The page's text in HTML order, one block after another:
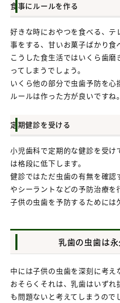
食事にルールを作る
好きな時におやつを食べる、
事をする、甘いお菓子ばかり食
こうした食生活ではいくら歯
ってしまうでしょう。
いくら他の部分で虫歯予防を心
ルールは作った方が良いですね。
定期健診を受ける
小児歯科で定期的な健診を受け
は格段に低下します。
健診ではただ虫歯の有無を確
やシーラントなどの予防治療を
子供の虫歯を予防するためには
乳歯の虫歯は
中には子供の虫歯を深刻に考え
おそらくそれは、乳歯はいず
も問題ないと考えてしまうので